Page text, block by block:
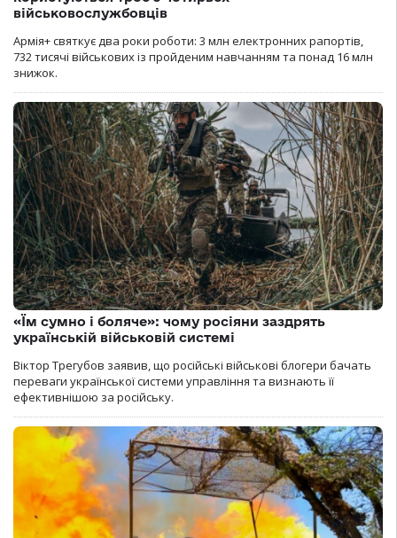
військовослужбовців
Армія+ святкує два роки роботи: 3 млн електронних рапортів,
732 тисячі військових із пройденим навчанням та понад 16 млн
знижок.
«Їм сумно і боляче»: чому росіяни заздрять
українській військовій системі
Віктор Трегубов заявив, що російські військові блогери бачать
переваги української системи управління та визнають її
ефективнішою за російську.